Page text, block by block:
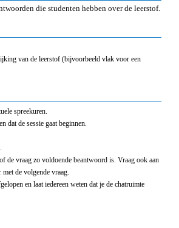
die studenten hebben over de leerstof.
van de leerstof (bijvoorbeeld vlak voor een
spreekuren.
dat de sessie gaat beginnen.
de vraag zo voldoende beantwoord is. Vraag ook aan
met de volgende vraag.
en laat iedereen weten dat je de chatruimte